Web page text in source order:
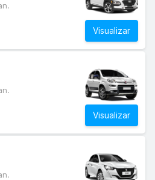
Visualizar
Visualizar